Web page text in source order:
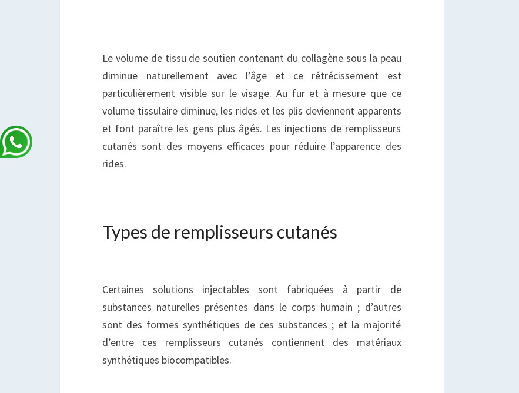
Le volume de tissu de soutien contenant du collagène sous la peau
diminue naturellement avec l’âge et ce rétrécissement est
particulièrement visible sur le visage. Au fur et à mesure que ce
volume tissulaire diminue, les rides et les plis deviennent apparents
et font paraître les gens plus âgés. Les injections de remplisseurs
cutanés sont des moyens efficaces pour réduire l’apparence des
rides.
Types de remplisseurs cutanés
Certaines solutions injectables sont fabriquées à partir de
substances naturelles présentes dans le corps humain ; d’autres
sont des formes synthétiques de ces substances ; et la majorité
d’entre ces remplisseurs cutanés contiennent des matériaux
synthétiques biocompatibles.